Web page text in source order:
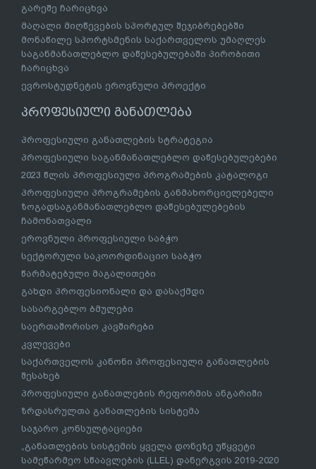
გარეშე ჩარიცხვა
მაღალი მიღწევების სპორტულ შეჯიბრებებში
მონაწილე სპორტსმენის საქართველოს უმაღლეს
საგანმანათლებლო დაწესებულებაში პირობითი
ჩარიცხვა
ევროსტუდნეტის ეროვნული პროექტი
პროფესიული განათლება
პროფესიული განათლების სტრატეგია
პროფესიული საგანმანათლებლო დაწესებულებები
2023 წლის პროფესიული პროგრამების კატალოგი
პროფესიული პროგრამების განმახორციელებელი
ზოგადსაგანმანათლებლო დაწესებულებების
ჩამონათვალი
ეროვნული პროფესიული საბჭო
სექტორული საკოორდინაციო საბჭო
წარმატებული მაგალითები
გახდი პროფესიონალი და დასაქმდი
სასარგებლო ბმულები
საერთაშორისო კავშირები
კვლევები
საქართველოს კანონი პროფესიული განათლების
შესახებ
პროფესიული განათლების რეფორმის ანგარიში
ზრდასრულთა განათლების სისტემა
საჯარო კონსულტაციები
„განათლების სისტემის ყველა დონეზე უწყვეტი
სამეწარმეო სწაავლების (LLEL) დანერგვის 2019-2020